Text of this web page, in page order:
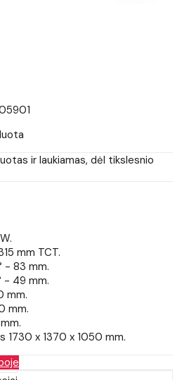
ir laukiamas, dėl tikslesnio
mm TCT.
- 83 mm.
- 49 mm.
mm.
mm.
1730 x 1370 x 1050 mm.